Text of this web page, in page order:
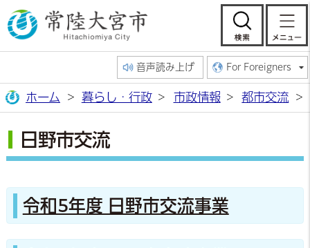
常陸大宮市公
検
音声読み上げ For Foreigners
ホーム 暮らし・行政 市政情報 都市交流
日野市交流
令和5年度 日野市交流事業